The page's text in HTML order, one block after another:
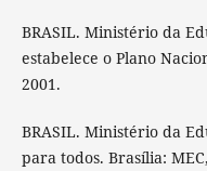
BRASIL. Ministério da
estabelece o Plano
2001.
BRASIL. Ministério da
para todos. Brasília: